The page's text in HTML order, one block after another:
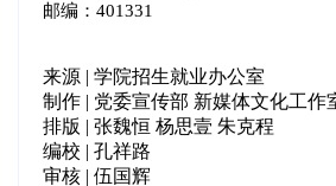
邮编：401331
来源 | 学院招生就业办公室
制作 | 党委宣传部 新媒体文化工作
排版 | 张魏恒 杨思壹 朱克程
编校 | 孔祥路
审核 | 伍国辉